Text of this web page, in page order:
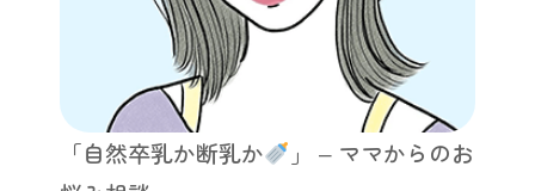
「自然卒乳か断乳か
」 – ママからのお